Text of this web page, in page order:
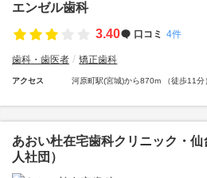
エンゼル歯科
3.40
口コミ 4件
歯科・歯医者 矯正歯科
アクセス 河原町駅(宮城)から870m （徒歩11分
あおい杜在宅歯科クリニック・
人社団）